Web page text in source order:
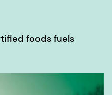
foods fuels